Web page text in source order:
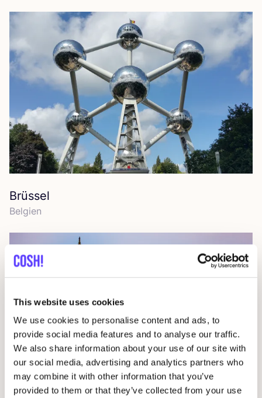
This website uses cookies
We use cookies to personalise content and ads, to
provide social media features and to analyse our traffic.
We also share information about your use of our site with
our social media, advertising and analytics partners who
may combine it with other information that you’ve
provided to them or that they’ve collected from your use
Brüssel
Bel­gi­en